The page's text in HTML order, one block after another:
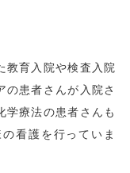
教育入院や検査入院
の患者さんが入院さ
学療法の患者さんも
看護を行っていま